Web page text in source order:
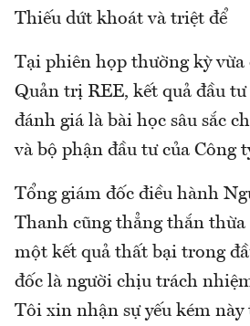
Thiếu dứt khoát và triệt để
Tại phiên họp thường kỳ vừa
Quản trị REE, kết quả đầu
đánh giá là bài học sâu sắc
và bộ phận đầu tư của Công
Tổng giám đốc điều hành
Thanh cũng thẳng thắn
một kết quả thất bại trong
đốc là người chịu trách
Tôi xin nhận sự yếu kém